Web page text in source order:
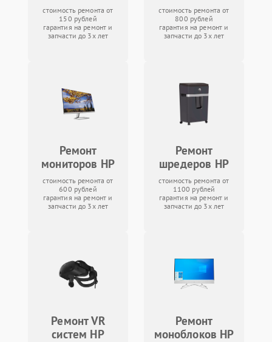
стоимость ремонта от
150 рублей
гарантия на ремонт и
запчасти до 3х лет
стоимость ремонта от
800 рублей
гарантия на ремонт и
запчасти до 3х лет
Ремонт
мониторов HP
стоимость ремонта от
600 рублей
гарантия на ремонт и
запчасти до 3х лет
Ремонт
шредеров HP
стоимость ремонта от
1100 рублей
гарантия на ремонт и
запчасти до 3х лет
Ремонт VR
систем HP
Ремонт
моноблоков HP